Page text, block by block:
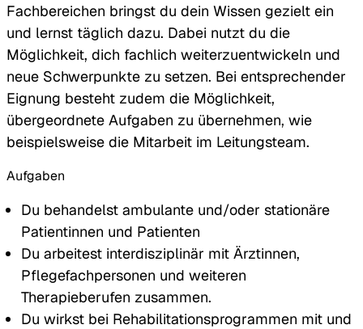
Fachbereichen bringst du dein Wissen gezielt ein
und lernst täglich dazu. Dabei nutzt du die
Möglichkeit, dich fachlich weiterzuentwickeln und
neue Schwerpunkte zu setzen. Bei entsprechender
Eignung besteht zudem die Möglichkeit,
übergeordnete Aufgaben zu übernehmen, wie
beispielsweise die Mitarbeit im Leitungsteam.
Aufgaben
Du behandelst ambulante und/oder stationäre
Patientinnen und Patienten
Du arbeitest interdisziplinär mit Ärztinnen,
Pflegefachpersonen und weiteren
Therapieberufen zusammen.
Du wirkst bei Rehabilitationsprogrammen mit und